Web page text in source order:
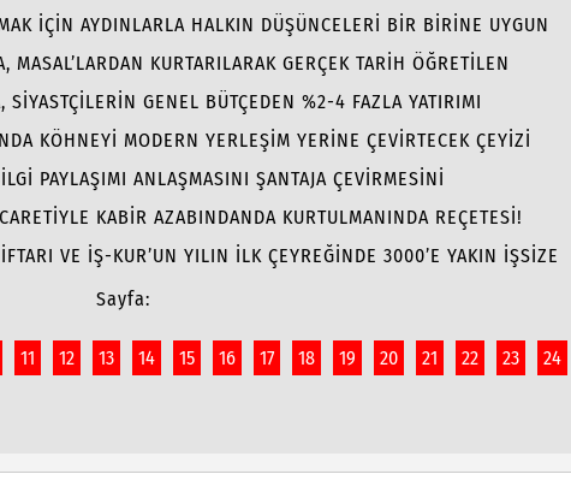
İÇİN AYDINLARLA HALKIN DÜŞÜNCELERİ BİR BİRİNE UYGUN
MASAL’LARDAN KURTARILARAK GERÇEK TARİH ÖĞRETİLEN
SİYASTÇİLERİN GENEL BÜTÇEDEN %2-4 FAZLA YATIRIMI
KÖHNEYİ MODERN YERLEŞİM YERİNE ÇEVİRTECEK ÇEYİZİ
PAYLAŞIMI ANLAŞMASINI ŞANTAJA ÇEVİRMESİNİ
KABİR AZABINDANDA KURTULMANINDA REÇETESİ!
VE İŞ-KUR’UN YILIN İLK ÇEYREĞİNDE 3000’E YAKIN İŞSİZE
Sayfa:
11 12 13 14 15 16 17 18 19 20 21 22 23 24